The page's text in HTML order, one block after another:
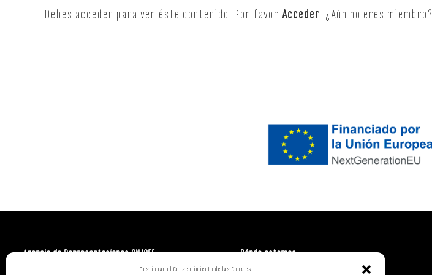
Gestionar el Consentimiento de las Cookies
Debes acceder para ver éste contenido. Por favor Acceder. ¿Aún no eres miembro?
Agencia de Representaciones ON/OFF Dónde estamos